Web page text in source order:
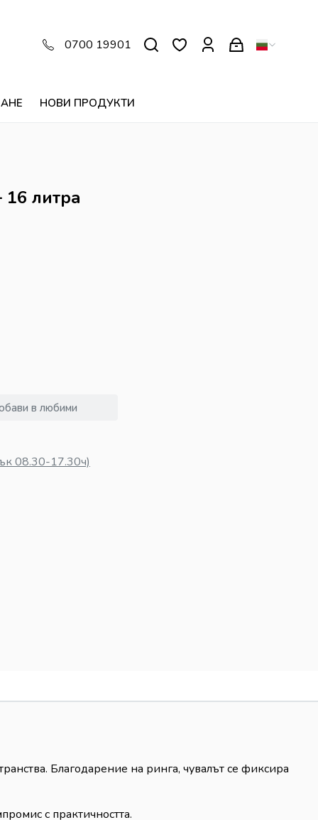
НОВИ ПРОДУКТИ
0700 19901
литра
в любими
08.30-17.30ч)
Благодарение на ринга, чувалът се фиксира
с практичността.